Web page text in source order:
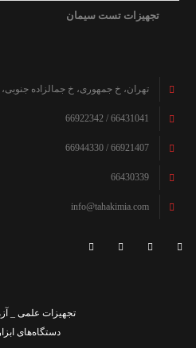
تجهیزات تست سیمان
تهران، خ جمهوری، خ جمالزاده جنوبی، بن
66431041 / 66922342
66921407 / 66944330
66430339
info@tahakimia.com
تجهیزات علمی _
دستگاه‌های